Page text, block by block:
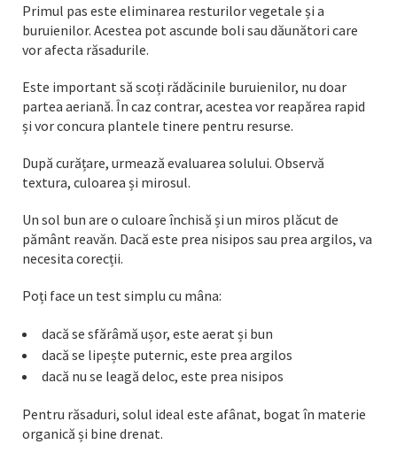
Primul pas este eliminarea resturilor vegetale și a
buruienilor. Acestea pot ascunde boli sau dăunători care
vor afecta răsadurile.
Este important să scoți rădăcinile buruienilor, nu doar
partea aeriană. În caz contrar, acestea vor reapărea rapid
și vor concura plantele tinere pentru resurse.
După curățare, urmează evaluarea solului. Observă
textura, culoarea și mirosul.
Un sol bun are o culoare închisă și un miros plăcut de
pământ reavăn. Dacă este prea nisipos sau prea argilos, va
necesita corecții.
Poți face un test simplu cu mâna:
dacă se sfărâmă ușor, este aerat și bun
dacă se lipește puternic, este prea argilos
dacă nu se leagă deloc, este prea nisipos
Pentru răsaduri, solul ideal este afânat, bogat în materie
organică și bine drenat.